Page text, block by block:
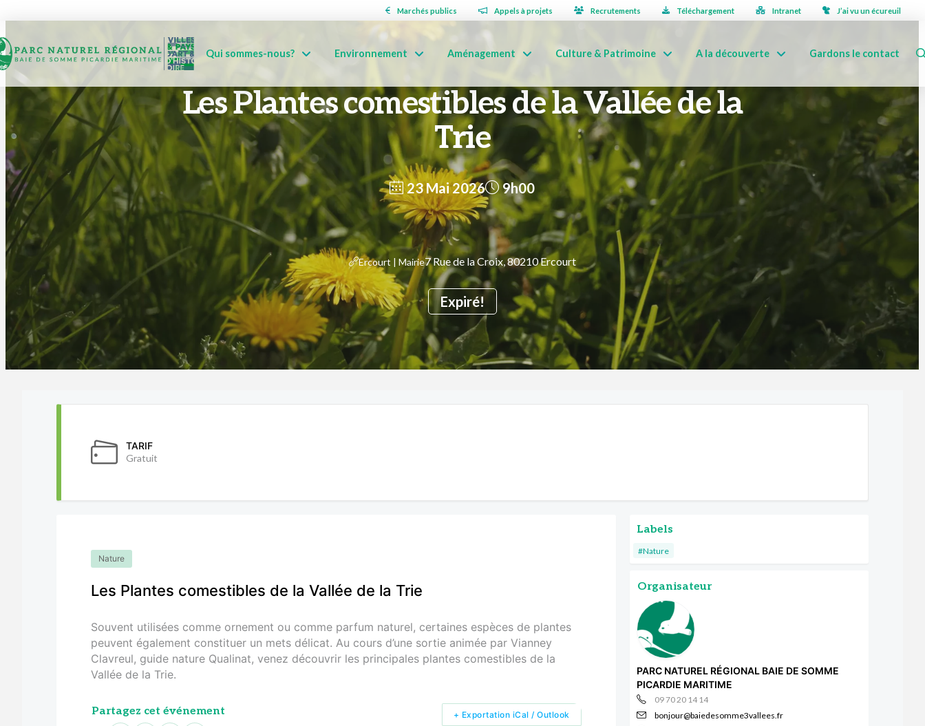
Marchés publics Appels à projets Recrutements Téléchargement Intranet J’ai vu un écureuil
Qui sommes-nous? Environnement Aménagement Culture & Patrimoine A la découverte Gardons le contact
Les Plantes comestibles de la Vallée de la
Trie
23 Mai 2026
Expiré!
9h00
Ercourt | Mairie7 Rue de la Croix, 80210 Ercourt
TARIF
Gratuit
Nature
Les Plantes comestibles de la Vallée de la Trie
Souvent utilisées comme ornement ou comme parfum naturel, certaines espèces de plantes
peuvent également constituer un mets délicat. Au cours d’une sortie animée par Vianney
Clavreul, guide nature Qualinat, venez découvrir les principales plantes comestibles de la
Vallée de la Trie.
Partagez cet événement + Exportation iCal / Outlook
Labels
#Nature
Organisateur
PARC NATUREL RÉGIONAL BAIE DE SOMME
PICARDIE MARITIME
09 70 20 14 14
bonjour@baiedesomme3vallees.fr